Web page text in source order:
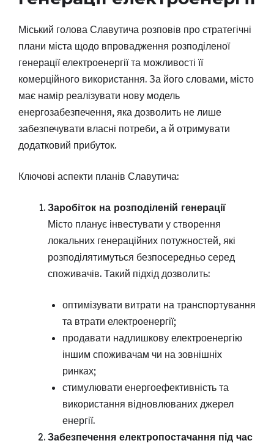
Міський голова Славутича розповів про стратегічні
плани міста щодо впровадження розподіленої
генерації електроенергії та можливості її
комерційного використання. За його словами, місто
має намір реалізувати нову модель
енергозабезпечення, яка дозволить не лише
забезпечувати власні потреби, а й отримувати
додатковий прибуток.
Ключові аспекти планів Славутича:
Заробіток на розподіленій генерації
Місто планує інвестувати у створення
локальних генераційних потужностей, які
розподілятимуться безпосередньо серед
споживачів. Такий підхід дозволить:
оптимізувати витрати на транспортування
та втрати електроенергії;
продавати надлишкову електроенергію
іншим споживачам чи на зовнішніх
ринках;
стимулювати енергоефективність та
використання відновлюваних джерел
енергії.
Забезпечення електропостачання під час